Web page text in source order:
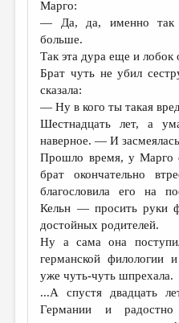
Марго:
— Да, да, именно так
больше.
Так эта дура еще и лобок
Брат чуть не убил
сказала:
— Ну в кого ты такая
Шестнадцать лет, а
наверное. — И
Прошло время, у Марго
брат окончательно
благословила его на
Кельн — просить руки
достойных родителей.
Ну а сама она
германской филологии
уже чуть-чуть шпрехала.
...А спустя двадцать
Германии и